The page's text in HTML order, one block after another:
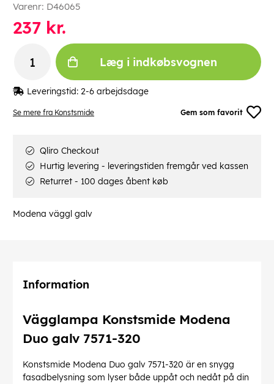
Se mere fra Konstsmide Gem som favorit
Varenr: D46065
Modena väggl galv
237 kr.
Læg i indkøbsvognen
Leveringstid: 2-6 arbejdsdage
Qliro Checkout
Hurtig levering - leveringstiden fremgår ved kassen
Returret - 100 dages åbent køb
Information
Vägglampa Konstsmide Modena
Duo galv 7571-320
Konstsmide Modena Duo galv 7571-320 är en snygg
fasadbelysning som lyser både uppåt och nedåt på din